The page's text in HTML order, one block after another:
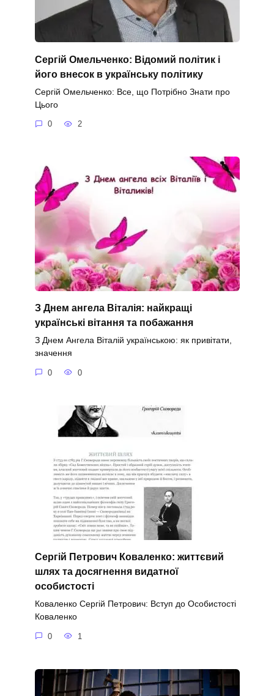
Сергій Омельченко: Відомий політик і
його внесок в українську політику
Сергій Омельченко: Все, що Потрібно Знати про
Цього
0 2
З Днем ангела Віталія: найкращі
українські вітання та побажання
З Днем Ангела Віталій українською: як привітати,
значення
0 0
Сергій Петрович Коваленко: життєвий
шлях та досягнення видатної
особистості
Коваленко Сергій Петрович: Вступ до Особистості
Коваленко
0 1